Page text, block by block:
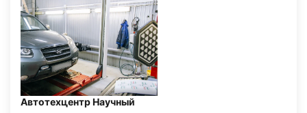
Автотехцентр Научный